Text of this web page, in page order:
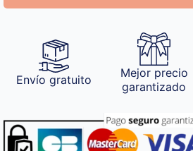
Envío gratuito
Mejor precio
garantizado